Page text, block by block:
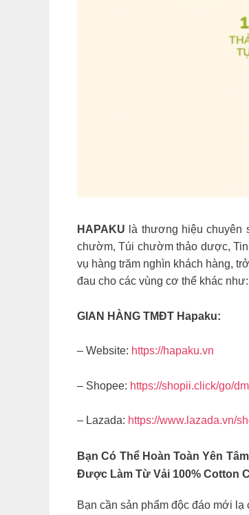
HAPAKU là thương hiệu chuyên
chườm, Túi chườm thảo dược,
vụ hàng trăm nghìn khách hàng,
đau cho các vùng cơ thể khác
GIAN HÀNG TMĐT Hapaku:
– Website: https://hapaku.vn
– Shopee: https://shopii.click/go/
– Lazada: https://www.lazada.vn/
Bạn Có Thể Hoàn Toàn Yên
Được Làm Từ Vải 100% Cotton
Bạn cần sản phẩm độc đáo mới